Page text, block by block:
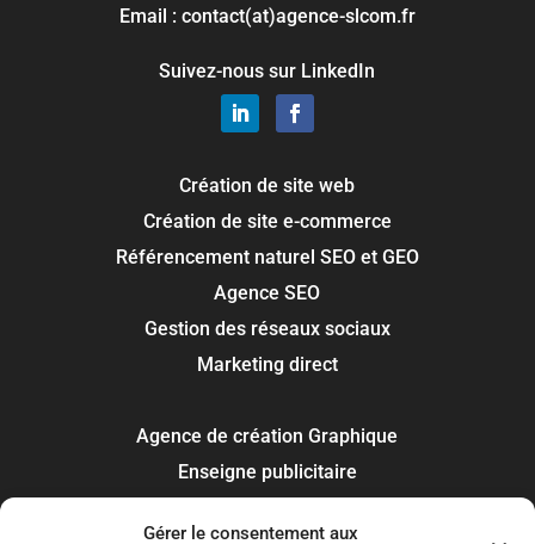
Gérer le consentement aux
Email : contact(at)agence-slcom.fr
Suivez-nous sur LinkedIn
Création de site web
Création de site e-commerce
Référencement naturel SEO et GEO
Agence SEO
Gestion des réseaux sociaux
Marketing direct
Agence de création Graphique
Enseigne publicitaire